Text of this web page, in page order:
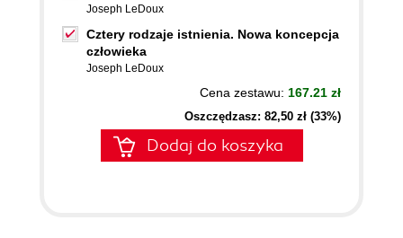
Joseph LeDoux
Cztery rodzaje istnienia. Nowa koncepcja
człowieka
Joseph LeDoux
Cena zestawu: 167.21 zł
Oszczędzasz: 82,50 zł (33%)
Dodaj do koszyka